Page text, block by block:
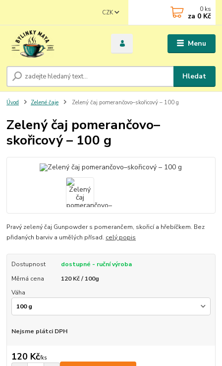
Menu
CZK
Hledat
0 ks
za 0 Kč
Úvod Zelené čaje Zelený čaj pomerančovo–skořicový – 100 g
Zelený čaj pomerančovo–
skořicový – 100 g
Pravý zelený čaj Gunpowder s pomerančem, skořicí a hřebíčkem. Bez
přidaných barviv a umělých přísad. celý popis
Dostupnost
dostupné - ruční výroba
Měrná cena
120 Kč / 100g
Váha
Nejsme plátci DPH
120 Kč/ks